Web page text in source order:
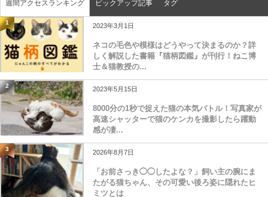
1
ネコの毛色や模様はどうやって決まるのか？詳
しく解説した書籍『猫柄図鑑』が刊行！ねこ博
士＆猫教授の...
8000分の1秒で捉えた猫の本気バトル！写真家が
高速シャッターで猫のケンカを撮影したら躍動
感が凄...
3
「お前さっき◯◯したよな？」飼い主の腕にま
たがる猫ちゃん、その可愛い後ろ姿に隠れたヒ